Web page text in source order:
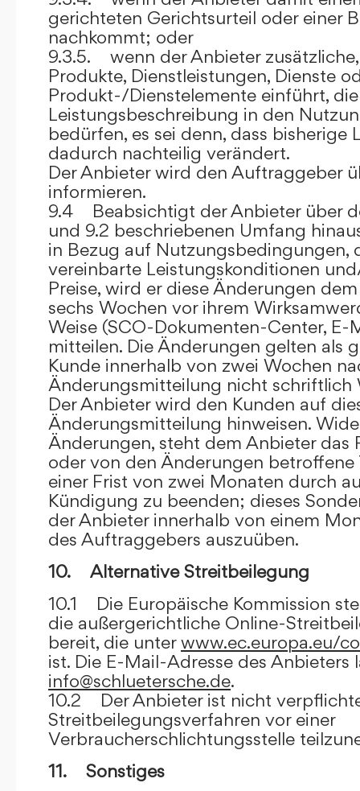
gerichteten Gerichtsurteil oder einer
nachkommt; oder
9.3.5. wenn der Anbieter
Produkte, Dienstleistungen, Dienste
Produkt-/Dienstelemente einführt,
Leistungsbeschreibung in den
bedürfen, es sei denn, dass bisherige
dadurch nachteilig verändert.
Der Anbieter wird den Auftraggeber
informieren.
9.4 Beabsichtigt der Anbieter über
und 9.2 beschriebenen Umfang
in Bezug auf Nutzungsbedingungen,
vereinbarte Leistungskonditionen
Preise, wird er diese Änderungen
sechs Wochen vor ihrem
Weise (SCO-Dokumenten-Center, E-
mitteilen. Die Änderungen gelten als
Kunde innerhalb von zwei Wochen
Änderungsmitteilung nicht schriftlich
Der Anbieter wird den Kunden auf
Änderungsmitteilung hinweisen.
Änderungen, steht dem Anbieter das
oder von den Änderungen betroffene
einer Frist von zwei Monaten durch
Kündigung zu beenden; dieses
der Anbieter innerhalb von einem
des Auftraggebers auszuüben.
10. Alternative Streitbeilegung
10.1 Die Europäische Kommission
die außergerichtliche Online-
bereit, die unterwww.ec.europa.eu/
ist. Die E-Mail-Adresse des Anbieters
info@schluetersche.de.
10.2 Der Anbieter ist nicht
Streitbeilegungsverfahren vor einer
Verbraucherschlichtungsstelle
11. Sonstiges